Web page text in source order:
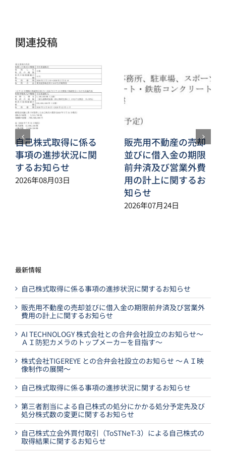
関連投稿
自己株式取得に係る
事項の進捗状況に関
するお知らせ
2026年08月03日
販売用不動産の売却
並びに借入金の期限
前弁済及び営業外費
用の計上に関するお
知らせ
2026年07月24日
最新情報
自己株式取得に係る事項の進捗状況に関するお知らせ
販売用不動産の売却並びに借入金の期限前弁済及び営業外
費用の計上に関するお知らせ
AI TECHNOLOGY 株式会社との合弁会社設立のお知らせ～
ＡＩ防犯カメラのトップメーカーを目指す～
株式会社TIGEREYE との合弁会社設立のお知らせ ～ＡＩ映
像制作の展開～
自己株式取得に係る事項の進捗状況に関するお知らせ
第三者割当による自己株式の処分にかかる処分予定先及び
処分株式数の変更に関するお知らせ
自己株式立会外買付取引（ToSTNeT-3）による自己株式の
取得結果に関するお知らせ